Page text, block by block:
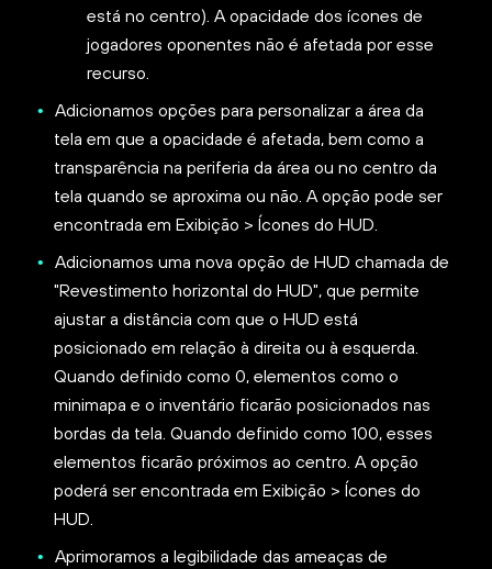
está no centro). A opacidade dos ícones de
jogadores oponentes não é afetada por esse
recurso.
Adicionamos opções para personalizar a área da
tela em que a opacidade é afetada, bem como a
transparência na periferia da área ou no centro da
tela quando se aproxima ou não. A opção pode ser
encontrada em Exibição > Ícones do HUD.
Adicionamos uma nova opção de HUD chamada de
"Revestimento horizontal do HUD", que permite
ajustar a distância com que o HUD está
posicionado em relação à direita ou à esquerda.
Quando definido como 0, elementos como o
minimapa e o inventário ficarão posicionados nas
bordas da tela. Quando definido como 100, esses
elementos ficarão próximos ao centro. A opção
poderá ser encontrada em Exibição > Ícones do
HUD.
Aprimoramos a legibilidade das ameaças de